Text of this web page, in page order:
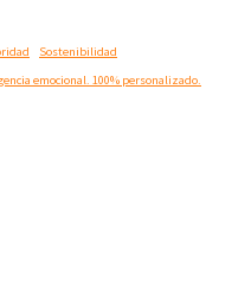
Sostenibilidad
emocional. 100% personalizado.